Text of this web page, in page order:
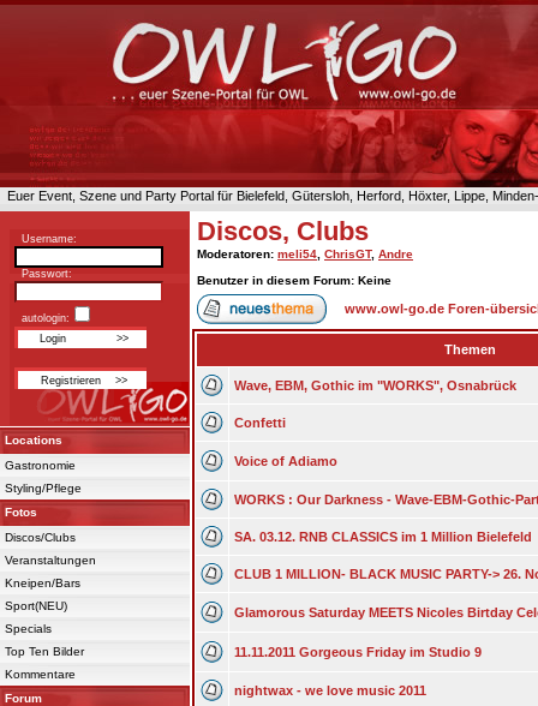
Euer Event, Szene und Party Portal für Bielefeld, Gütersloh, Herford, Höxter, Lippe,
Username:
Passwort:
autologin:
Locations
Gastronomie
Styling/Pflege
Fotos
Discos/Clubs
Veranstaltungen
Kneipen/Bars
Sport(NEU)
Specials
Top Ten Bilder
Kommentare
Forum
Discos, Clubs
Moderatoren: meli54 ChrisGT, Andre
Benutzer in diesem Forum: Keine
www.owl-go.de Foren-
Themen
Wave, EBM, Gothic im "WORKS", Osnabrück
Confetti
Voice of Adiamo
WORKS : Our Darkness - Wave-EBM-Gothic-
SA. 03.12. RNB CLASSICS im 1 Million Bielefeld
CLUB 1 MILLION- BLACK MUSIC PARTY-> 26.
Glamorous Saturday MEETS Nicoles Birtday
11.11.2011 Gorgeous Friday im Studio 9
nightwax - we love music 2011